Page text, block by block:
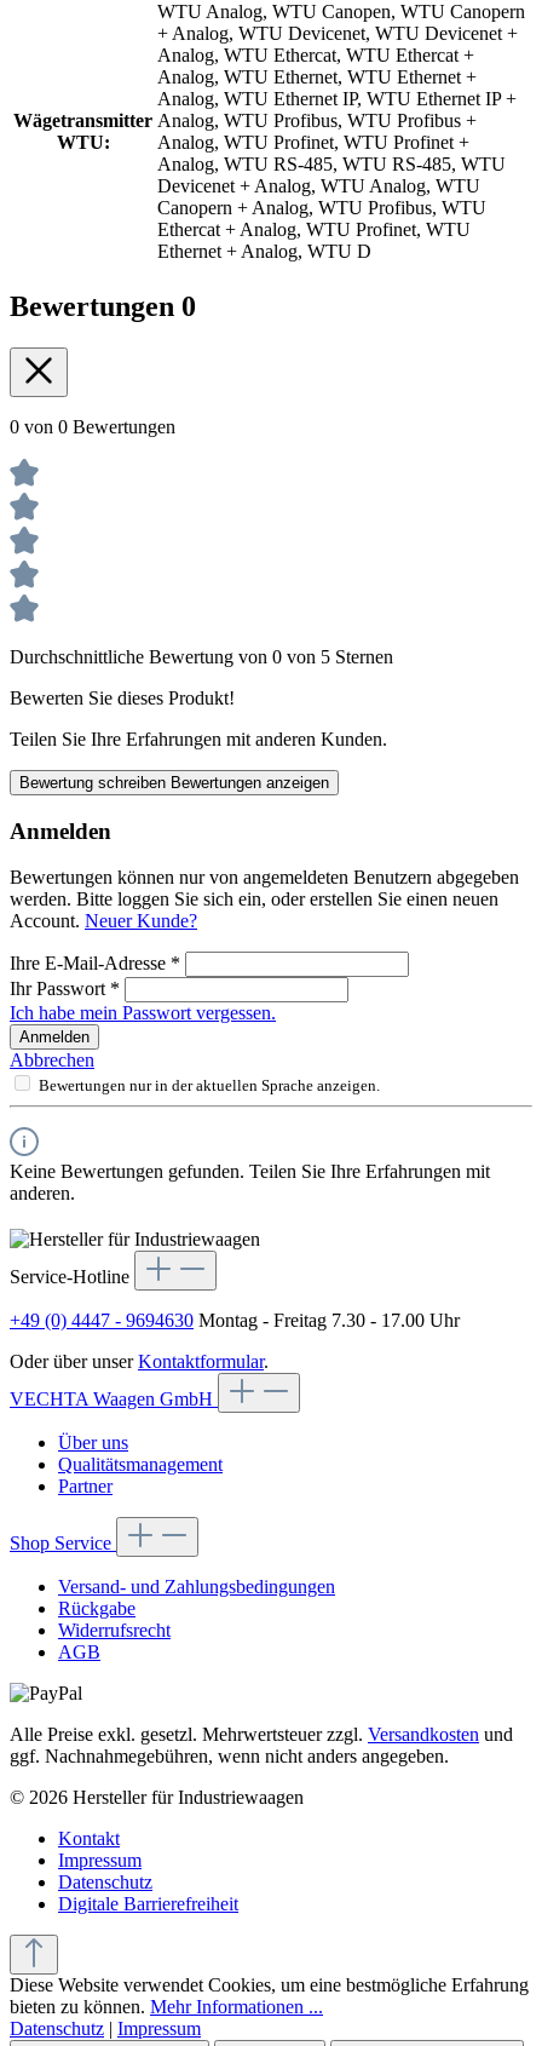
Wägetransmitter
WTU:
WTU Analog, WTU Canopen, WTU Canopern
+ Analog, WTU Devicenet, WTU Devicenet +
Analog, WTU Ethercat, WTU Ethercat +
Analog, WTU Ethernet, WTU Ethernet +
Analog, WTU Ethernet IP, WTU Ethernet IP +
Analog, WTU Profibus, WTU Profibus +
Analog, WTU Profinet, WTU Profinet +
Analog, WTU RS-485, WTU RS-485, WTU
Devicenet + Analog, WTU Analog, WTU
Canopern + Analog, WTU Profibus, WTU
Ethercat + Analog, WTU Profinet, WTU
Ethernet + Analog, WTU D
Bewertungen 0
0 von 0 Bewertungen
Durchschnittliche Bewertung von 0 von 5 Sternen
Bewerten Sie dieses Produkt!
Teilen Sie Ihre Erfahrungen mit anderen Kunden.
Bewertung schreiben Bewertungen anzeigen
Anmelden
Bewertungen können nur von angemeldeten Benutzern abgegeben
werden. Bitte loggen Sie sich ein, oder erstellen Sie einen neuen
Account. Neuer Kunde?
Ihre E-Mail-Adresse *
Ihr Passwort *
Ich habe mein Passwort vergessen.
Anmelden
Abbrechen
Bewertungen nur in der aktuellen Sprache anzeigen.
Keine Bewertungen gefunden. Teilen Sie Ihre Erfahrungen mit
anderen.
Service-Hotline
+49 (0) 4447 - 9694630 Montag - Freitag 7.30 - 17.00 Uhr
Oder über unserKontaktformular.
VECHTA Waagen GmbH
Über uns
Qualitätsmanagement
Partner
Shop Service
Versand- und Zahlungsbedingungen
Rückgabe
Widerrufsrecht
AGB
Alle Preise exkl. gesetzl. Mehrwertsteuer zzgl. Versandkosten und
ggf. Nachnahmegebühren, wenn nicht anders angegeben.
© 2026 Hersteller für Industriewaagen
Kontakt
Impressum
Datenschutz
Digitale Barrierefreiheit
Diese Website verwendet Cookies, um eine bestmögliche Erfahrung
bieten zu können. Mehr Informationen ...
Datenschutz | Impressum